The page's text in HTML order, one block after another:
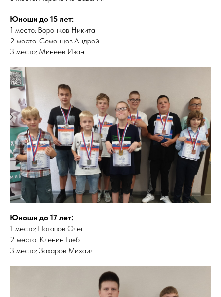
Юноши до 15 лет:
1 место: Воронков Никита
2 место: Семенцов Андрей
3 место: Минеев Иван
Юноши до 17 лет:
1 место: Потапов Олег
2 место: Кленин Глеб
3 место: Захаров Михаил